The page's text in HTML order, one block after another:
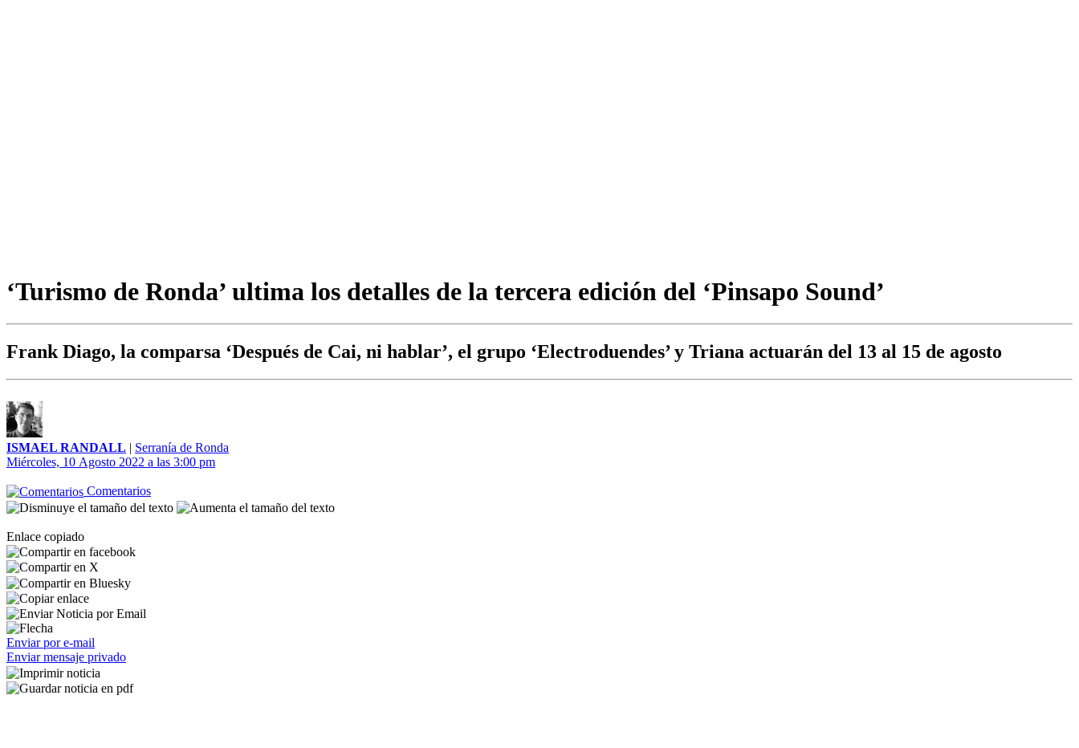
‘Turismo de Ronda’ ultima los detalles de la tercera edición del ‘Pinsapo Sound’
Frank Diago, la comparsa ‘Después de Cai, ni hablar’, el grupo ‘Electroduendes’ y Triana actuarán del 13 al 15 de agosto
ISMAEL RANDALL | Serranía de Ronda
Miércoles, 10 Agosto 2022 a las 3:00 pm
Comentarios
Enlace copiado
Enviar por e-mail
Enviar mensaje privado